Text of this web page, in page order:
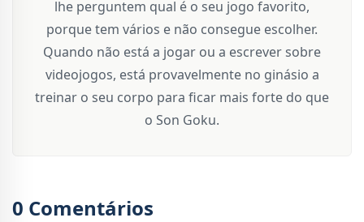
lhe perguntem qual é o seu jogo favorito,
porque tem vários e não consegue escolher.
Quando não está a jogar ou a escrever sobre
videojogos, está provavelmente no ginásio a
treinar o seu corpo para ficar mais forte do que
o Son Goku.
0 Comentários